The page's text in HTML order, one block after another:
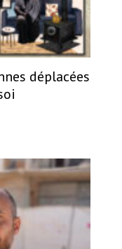
déplacées